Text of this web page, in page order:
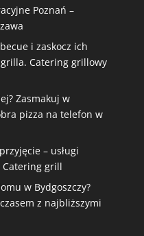
Poznań –
i zaskocz ich
Catering grillowy
Zasmakuj w
pizza na telefon w
– usługi
Catering grill
w Bydgoszczy?
z najbliższymi